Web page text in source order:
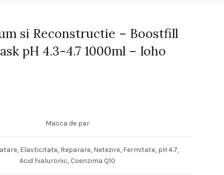
si Reconstructie – Boostfill
pH 4.3-4.7 1000ml – Ioho
Masca de par
Elasticitate, Reparare, Netezire, Fermitate, pH 4.7,
Acid hialuronic, Coenzima Q10